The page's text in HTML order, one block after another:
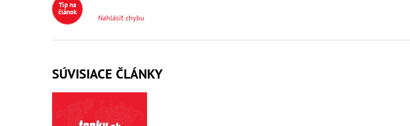
Tip na
článok
Nahlásiť chybu
SÚVISIACE ČLÁNKY